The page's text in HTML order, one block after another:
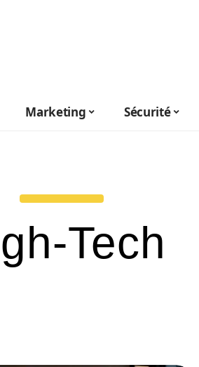
Marketing Sécurité
Tech